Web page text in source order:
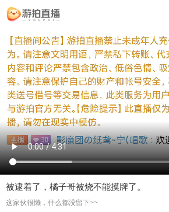
被逮着了，橘子哥被烧不能摸牌了。
这家伙很懒，什么都没留下~~